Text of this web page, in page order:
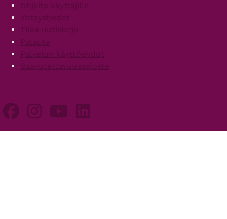
Ohjeita käyttäjille
Yhteystiedot
Tilaa uutiskirje
Palaute
Palvelun käyttöehdot
Saavutettavuusseloste